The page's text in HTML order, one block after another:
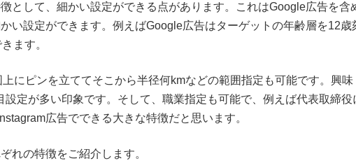
として、細かい設定ができる点があります。これはGoogle広告を含
い設定ができます。例えばGoogle広告はターゲットの年齢層を12
ます。
にピンを立ててそこから半径何kmなどの範囲指定も可能です。興
定が多い印象です。そして、職業指定も可能で、例えば代表取締
広告でできる大きな特徴だと思います。
れの特徴をご紹介します。